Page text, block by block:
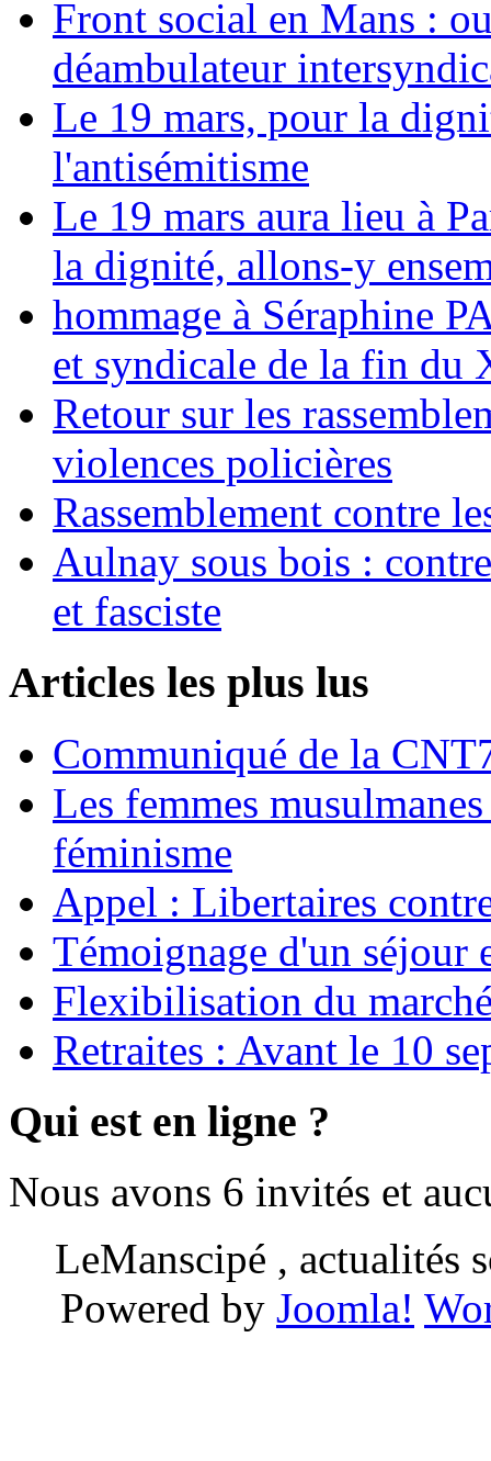
Front social en Mans :
déambulateur
Le 19 mars, pour la
l'antisémitisme
Le 19 mars aura lieu à
la dignité, allons-y
hommage à Séraphine
et syndicale de la fin du
Retour sur les
violences policières
Rassemblement contre
Aulnay sous bois :
et fasciste
Articles les plus lus
Communiqué de la
Les femmes
féminisme
Appel : Libertaires
Témoignage d'un séjour
Flexibilisation du
Retraites : Avant le 10
Qui est en ligne ?
Nous avons 6 invités et
LeManscipé , actualités
Powered by Joomla!